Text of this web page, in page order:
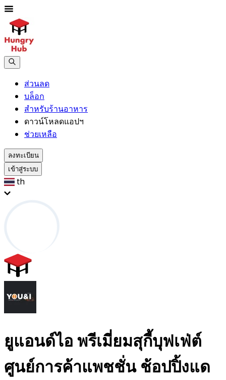
ส่วนลด
บล็อก
สำหรับร้านอาหาร
ดาวน์โหลดแอปฯ
ช่วยเหลือ
ลงทะเบียน
เข้าสู่ระบบ
th
ยูแอนด์ไอ พรีเมี่ยมสุกี้บุฟเฟ่ต์
ศูนย์การค้าแพชชั่น ช้อปปิ้งแด